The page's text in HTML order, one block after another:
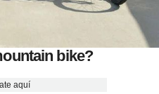
bike?
aquí